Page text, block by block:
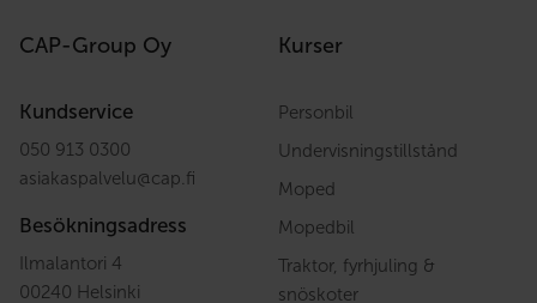
CAP-Group Oy
Kundservice
050 913 0300
asiakaspalvelu@cap.fi
Besökningsadress
Ilmalantori 4
00240 Helsinki
Kurser
Personbil
Undervisningstillstånd
Moped
Mopedbil
Traktor, fyrhjuling &
snöskoter